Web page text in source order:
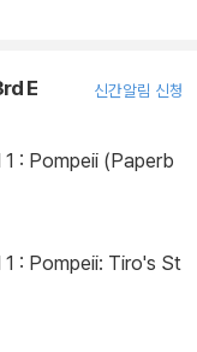
E
신간알림 신청
: Pompeii (Paperb
: Pompeii: Tiro's St